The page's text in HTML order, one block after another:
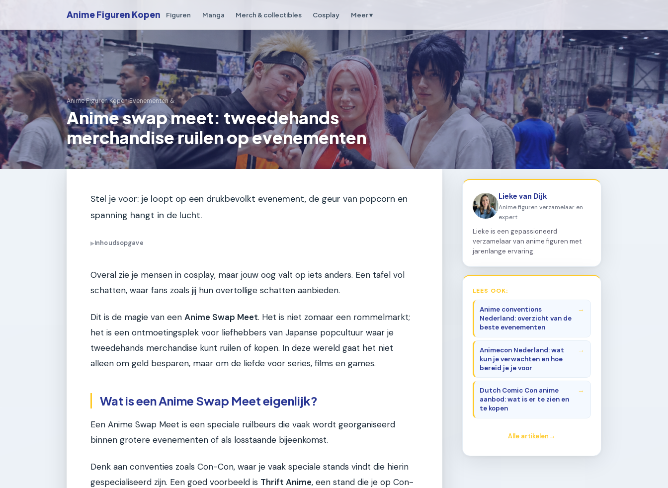
Anime Figuren Kopen Figuren Manga Merch & collectibles Cosplay Meer ▾
Anime Figuren Kopen›Evenementen &
Anime swap meet: tweedehands
merchandise ruilen op evenementen
Stel je voor: je loopt op een drukbevolkt evenement, de geur van popcorn en
spanning hangt in de lucht.
▶Inhoudsopgave
Overal zie je mensen in cosplay, maar jouw oog valt op iets anders. Een tafel vol
schatten, waar fans zoals jij hun overtollige schatten aanbieden.
Dit is de magie van een Anime Swap Meet. Het is niet zomaar een rommelmarkt;
het is een ontmoetingsplek voor liefhebbers van Japanse popcultuur waar je
tweedehands merchandise kunt ruilen of kopen. In deze wereld gaat het niet
alleen om geld besparen, maar om de liefde voor series, films en games.
Wat is een Anime Swap Meet eigenlijk?
Een Anime Swap Meet is een speciale ruilbeurs die vaak wordt georganiseerd
binnen grotere evenementen of als losstaande bijeenkomst.
Denk aan conventies zoals Con-Con, waar je vaak speciale stands vindt die hierin
gespecialiseerd zijn. Een goed voorbeeld is Thrift Anime, een stand die je op Con-
Lieke van Dijk
Anime figuren verzamelaar en
expert
Lieke is een gepassioneerd
verzamelaar van anime figuren met
jarenlange ervaring.
LEES OOK:
Anime conventions
Nederland: overzicht van de
beste evenementen
Animecon Nederland: wat
kun je verwachten en hoe
bereid je je voor
Dutch Comic Con anime
aanbod: wat is er te zien en
te kopen
Alle artikelen